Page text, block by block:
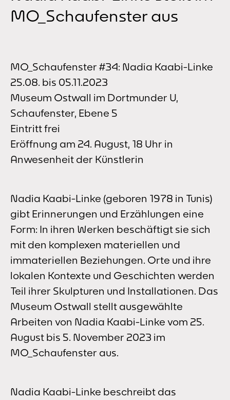
MO_Schaufenster aus
MO_Schaufenster #34: Nadia Kaabi-Linke
25.08. bis 05.11.2023
Museum Ostwall im Dortmunder U,
Schaufenster, Ebene 5
Eintritt frei
Eröffnung am 24. August, 18 Uhr in
Anwesenheit der Künstlerin
Nadia Kaabi-Linke (geboren 1978 in Tunis)
gibt Erinnerungen und Erzählungen eine
Form: In ihren Werken beschäftigt sie sich
mit den komplexen materiellen und
immateriellen Beziehungen. Orte und ihre
lokalen Kontexte und Geschichten werden
Teil ihrer Skulpturen und Installationen. Das
Museum Ostwall stellt ausgewählte
Arbeiten von Nadia Kaabi-Linke vom 25.
August bis 5. November 2023 im
MO_Schaufenster aus.
Nadia Kaabi-Linke beschreibt das